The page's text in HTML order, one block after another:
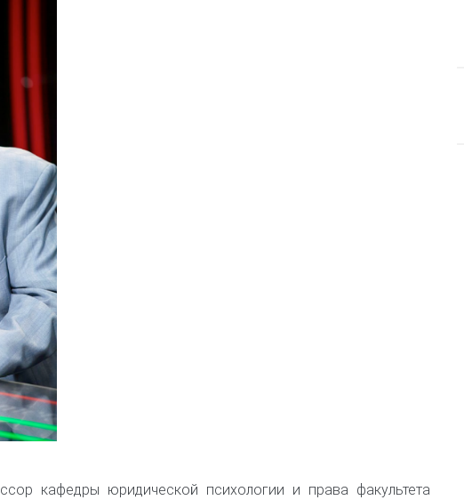
кафедры юридической психологии и права факультета